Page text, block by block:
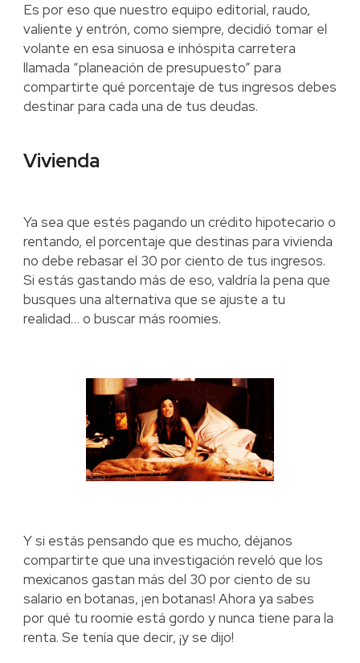
Es por eso que nuestro equipo editorial, raudo,
valiente y entrón, como siempre, decidió tomar el
volante en esa sinuosa e inhóspita carretera
llamada “planeación de presupuesto” para
compartirte qué porcentaje de tus ingresos debes
destinar para cada una de tus deudas.
Vivienda
Ya sea que estés pagando un crédito hipotecario o
rentando, el porcentaje que destinas para vivienda
no debe rebasar el 30 por ciento de tus ingresos.
Si estás gastando más de eso, valdría la pena que
busques una alternativa que se ajuste a tu
realidad… o buscar más roomies.
Y si estás pensando que es mucho, déjanos
compartirte que una investigación reveló que los
mexicanos gastan más del 30 por ciento de su
salario en botanas, ¡en botanas! Ahora ya sabes
por qué tu roomie está gordo y nunca tiene para la
renta. Se tenía que decir, ¡y se dijo!